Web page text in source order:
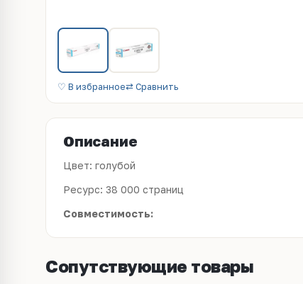
♡ В избранное⇄ Сравнить
Описание
Цвет: голубой
Ресурс: 38 000 страниц
Совместимость:
Сопутствующие товары